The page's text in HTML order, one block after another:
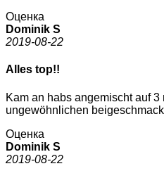
Оценка
Dominik S
2019-08-22
Alles top!!
Kam an habs angemischt auf
ungewöhnlichen beigeschmack
Оценка
Dominik S
2019-08-22